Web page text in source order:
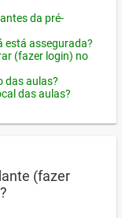
da pré-
está assegurada?
(fazer login) no
das aulas?
das aulas?
(fazer